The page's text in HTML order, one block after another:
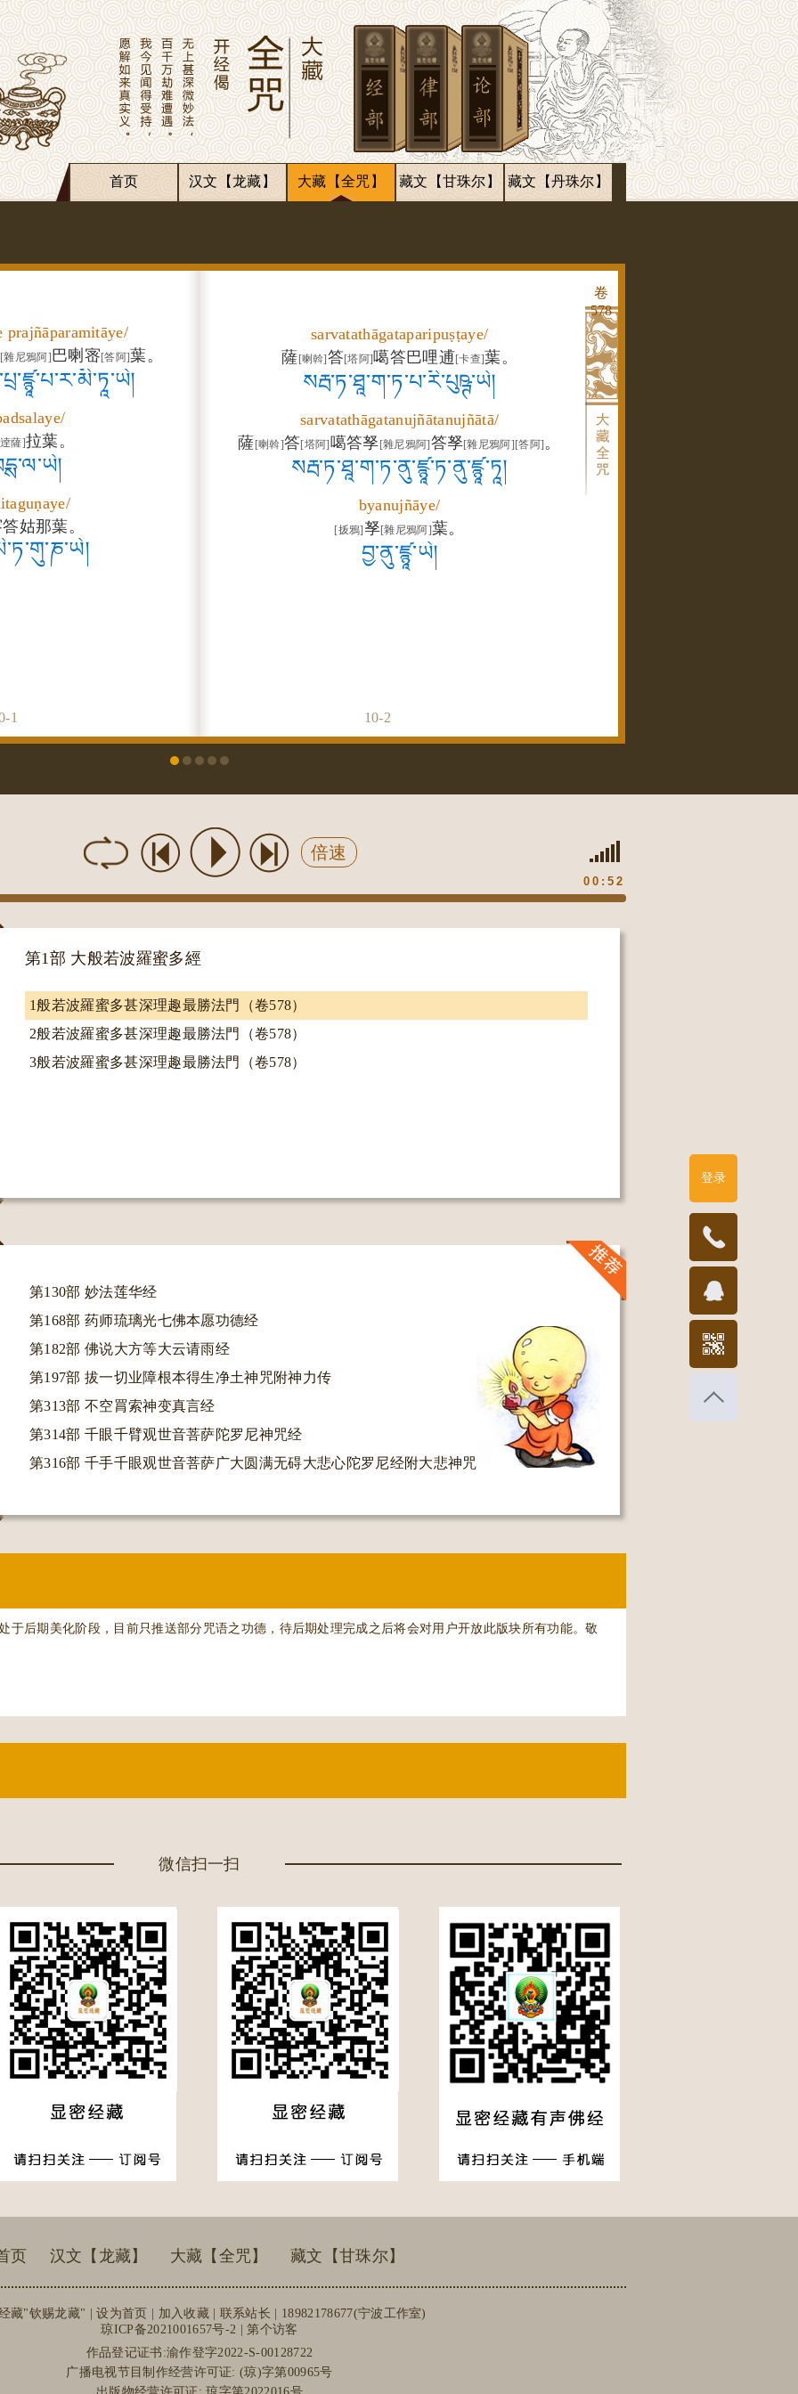
首页 汉文【龙藏】 大藏【全咒】 藏文【甘珠尔】 藏文【丹珠尔】
prajñāparamitāye/
[雜尼鴉阿] 巴喇宻 [答阿]葉。
薩]拉葉。
姑那葉。
sarvatathāgataparipuṣṭaye/
薩 [喇斡] 答[塔阿]噶答巴哩逋[卡查]葉。
སརྦ་ཏ་ཐཱ་ག་ཏ་པ་རི་པུཥྚ་ཡེ།
sarvatathāgatanujñātanujñātā/
薩 [喇斡]答[塔阿] 噶答孥 [雜尼鴉阿] 答孥[雜尼鴉阿] [答阿] 。
སརྦ་ཏ་ཐཱ་ག་ཏ་ནུ་ཛྙཱ་ཏ་ནུ་ཛྙཱ་ཏཱ།
byanujñāye/
[㧞鴉] 孥[雜尼鴉阿]葉。
བྱ་ནུ་ཛྙཱ་ཡེ།
1 10-2
卷
578
倍速
00:52
第1部 大般若波羅蜜多經
1般若波羅蜜多甚深理趣最勝法門（卷578）
2般若波羅蜜多甚深理趣最勝法門（卷578）
3般若波羅蜜多甚深理趣最勝法門（卷578）
第130部 妙法莲华经
第168部 药师琉璃光七佛本愿功德经
第182部 佛说大方等大云请雨经
第197部 拔一切业障根本得生净土神咒附神力传
第313部 不空罥索神变真言经
第314部 千眼千臂观世音菩萨陀罗尼神咒经
第316部 千手千眼观世音菩萨广大圆满无碍大悲心陀罗尼经附大悲神咒
于后期美化阶段，目前只推送部分咒语之功德，待后期处理完成之后将会对用户开放此版块所有功能。敬
微信扫一扫
页 汉文【龙藏】 大藏【全咒】 藏文【甘珠尔】
藏"钦赐龙藏" |设为首页 加入收藏| 联系站长 | 18982178677(宁波工作室)
琼ICP备2021001657号-2 | 第个访客
作品登记证书:渝作登字2022-S-00128722
广播电视节目制作经营许可证: (琼)字第00965号
登录